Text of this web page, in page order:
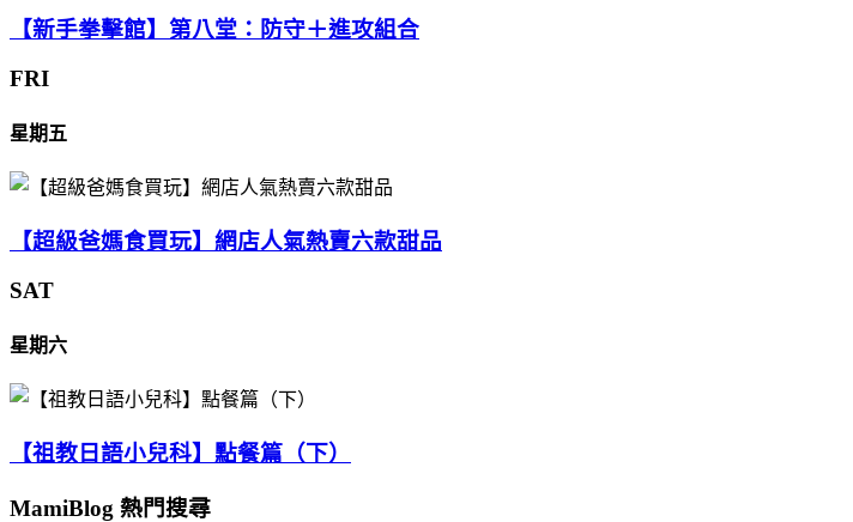
【新手拳擊館】第八堂：防守＋進攻組合
FRI
星期五
【超級爸媽食買玩】網店人氣熱賣六款甜品
SAT
星期六
【祖教日語小兒科】點餐篇（下）
MamiBlog 熱門搜尋